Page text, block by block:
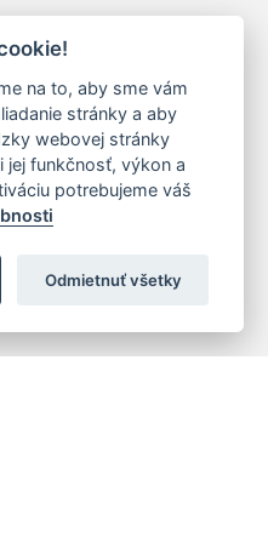
na to, aby sme vám
stránky a aby
webovej stránky
jej funkčnosť, výkon a
potrebujeme váš
Odmietnuť všetky